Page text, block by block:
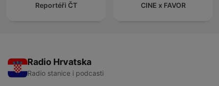
Reportéři ČT CINE x FAVOR
Radio Hrvatska
Radio stanice i podcasti